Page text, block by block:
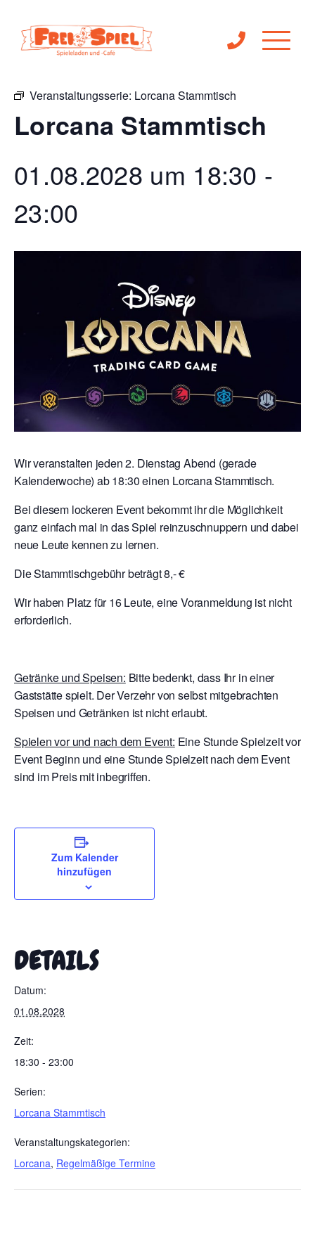
« Alle Veranstaltungen
Veranstaltungsserie: Lorcana Stammtisch
Lorcana Stammtisch
01.08.2028 um 18:30 -
23:00
Wir veranstalten jeden 2. Dienstag Abend (gerade
Kalenderwoche) ab 18:30 einen Lorcana Stammtisch.
Bei diesem lockeren Event bekommt ihr die Möglichkeit
ganz einfach mal in das Spiel reinzuschnuppern und dabei
neue Leute kennen zu lernen.
Die Stammtischgebühr beträgt 8,- €
Wir haben Platz für 16 Leute, eine Voranmeldung ist nicht
erforderlich.
Getränke und Speisen: Bitte bedenkt, dass Ihr in einer
Gaststätte spielt. Der Verzehr von selbst mitgebrachten
Speisen und Getränken ist nicht erlaubt.
Spielen vor und nach dem Event: Eine Stunde Spielzeit vor
Event Beginn und eine Stunde Spielzeit nach dem Event
sind im Preis mit inbegriffen.
Zum Kalender
hinzufügen
DETAILS
Datum:
01.08.2028
Zeit:
18:30 - 23:00
Serien:
Lorcana Stammtisch
Veranstaltungskategorien:
Lorcana, Regelmäßige Termine